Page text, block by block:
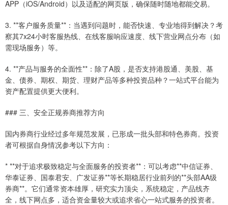
APP（iOS/Android）以及适配的网页版，确保随时随地都能交易。
3. **客户服务质量**：当遇到问题时，能否快速、专业地得到解决？考
察其7x24小时客服热线、在线客服响应速度、线下营业网点分布（如
需现场服务）等。
4. **产品与服务的全面性**：除了A股，是否支持港股通、美股、基
金、债券、期权、期货、理财产品等多种投资品种？一站式平台能为
资产配置提供更大便利。
### 三、安全正规券商推荐方向
国内券商行业经过多年规范发展，已形成一批头部和特色券商。投资
者可根据自身情况参考以下方向：
* **对于追求极致稳定与全面服务的投资者**：可以考虑**中信证券、
华泰证券、国泰君安、广发证券**等长期稳居行业前列的**头部AA级
券商**。它们通常资本雄厚，研究实力顶尖，系统稳定，产品线齐
全，线下网点多，适合资金量较大或追求省心一站式服务的投资者。